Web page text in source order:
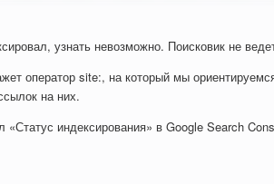
узнать невозможно. Поисковик не
оператор site:, на который мы
на них.
«Статус индексирования» в Google Search